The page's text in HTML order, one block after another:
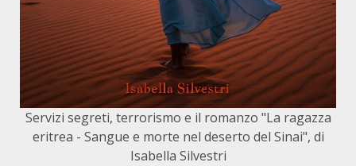
Servizi segreti, terrorismo e il romanzo "La ragazza
eritrea - Sangue e morte nel deserto del Sinai", di
Isabella Silvestri